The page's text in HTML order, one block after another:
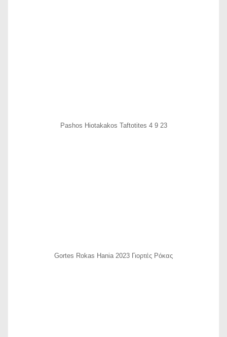
Pashos Hiotakakos Taftotites 4 9 23
Gortes Rokas Hania 2023 Γιορτές Ρόκας